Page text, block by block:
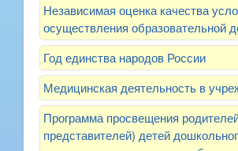
Независимая оценка качества
осуществления образовательной
Год единства народов России
Медицинская деятельность в
Программа просвещения
представителей) детей